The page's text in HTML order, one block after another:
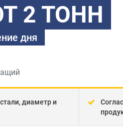
2 ТОНН
дня
диаметр и